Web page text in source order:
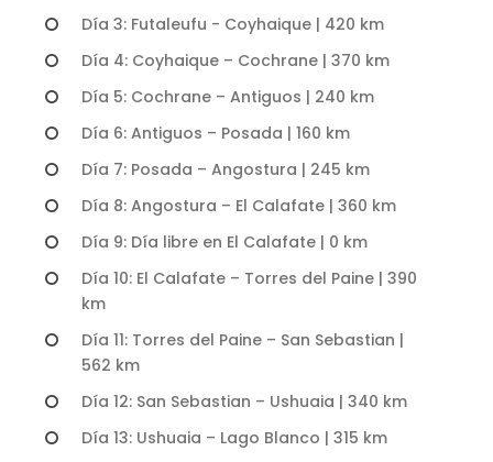
Día 3: Futaleufu - Coyhaique | 420 km
Día 4: Coyhaique – Cochrane | 370 km
Día 5: Cochrane – Antiguos | 240 km
Día 6: Antiguos – Posada | 160 km
Día 7: Posada – Angostura | 245 km
Día 8: Angostura – El Calafate | 360 km
Día 9: Día libre en El Calafate | 0 km
Día 10: El Calafate – Torres del Paine | 390
km
Día 11: Torres del Paine – San Sebastian |
562 km
Día 12: San Sebastian – Ushuaia | 340 km
Día 13: Ushuaia – Lago Blanco | 315 km